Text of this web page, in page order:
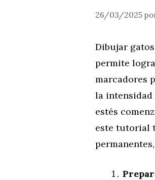
26/03/2025
Dibujar
permite
marcadores
la intensidad
estés
este tutorial